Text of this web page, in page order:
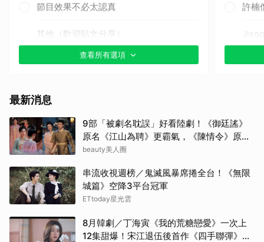
節目效果不必太認真
其他（歡迎貼文分享）
查看所有選項
許楠
湯姆
小栗
張凌
最新消息
9部「被劇名耽誤」好看陸劇！《御廷謠》
原名《江山為聘》更霸氣，《陳情令》原名
好聽
beauty美人圈
串流收視週榜／鬼滅風暴席捲全台！《無限
城篇》空降3平台冠軍
ETtoday星光雲
8月韓劇／丁海寅《我的荒糖戀愛》一次上
12集甜爆！宋江退伍後首作《四手聯彈》倒